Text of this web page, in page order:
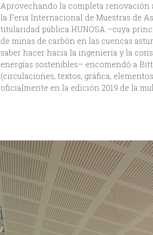
Aprovechando la completa
la Feria Internacional de Muestras de
titularidad pública HUNOSA –cuya
de minas de carbón en las cuencas
saber hacer hacia la ingeniería y la
energías sostenibles– encomendó a
(circulaciones, textos, gráfica,
oficialmente en la edición 2019 de la